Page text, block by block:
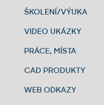
ŠKOLENÍ/VÝUKA
VIDEO UKÁZKY
PRÁCE, MÍSTA
CAD PRODUKTY
WEB ODKAZY